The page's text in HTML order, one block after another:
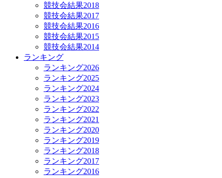
競技会結果2018
競技会結果2017
競技会結果2016
競技会結果2015
競技会結果2014
ランキング
ランキング2026
ランキング2025
ランキング2024
ランキング2023
ランキング2022
ランキング2021
ランキング2020
ランキング2019
ランキング2018
ランキング2017
ランキング2016